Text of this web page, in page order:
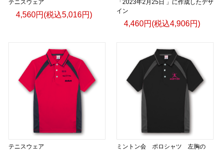
テニスウェア
4,560円(税込5,016円)
「2023年2月25日 」に作成したデザ
イン
4,460円(税込4,906円)
テニスウェア
ミントン会 ポロシャツ 左胸の